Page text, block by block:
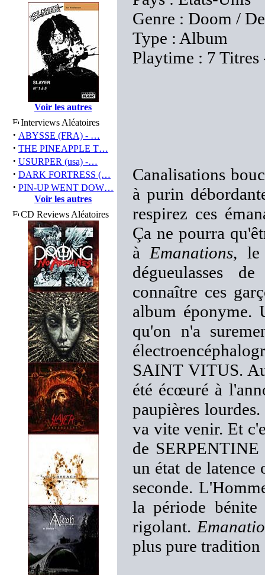
Voir les autres
Interviews Aléatoires
· ABYSSE (FRA) - …
· THE PINEAPPLE T…
· USURPER (usa) -…
· DARK FORTRESS (…
· PIN-UP WENT DOW…
Voir les autres
CD Reviews Aléatoires
Genre : Doom /
Type : Album
Playtime : 7
Canalisations
à purin
respirez ces
Ça ne pourra
à Emanations, le
dégueulasses
connaître ces
album éponyme.
qu'on n'a
SAINT VITUS.
été écœuré à
paupières
va vite venir. Et
de
un état de
seconde.
la période
rigolant.
plus pure